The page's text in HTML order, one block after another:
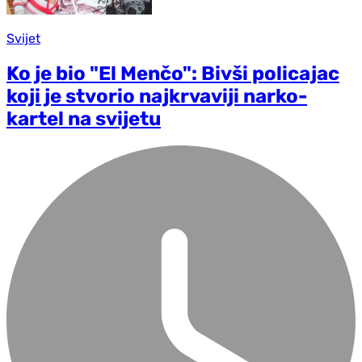
Svijet
Ko je bio "El Menčo": Bivši policajac
koji je stvorio najkrvaviji narko-
kartel na svijetu